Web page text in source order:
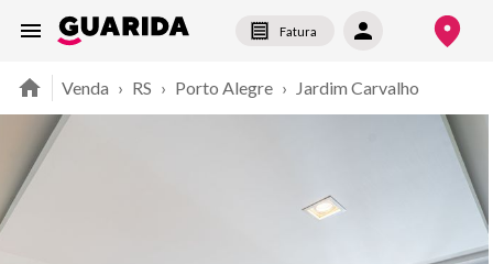
Fatura
Venda › RS › Porto Alegre › Jardim Carvalho